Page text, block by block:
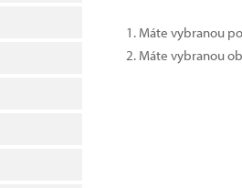
Máte vybranou
Máte vybranou